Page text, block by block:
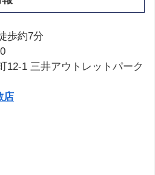
歩約7分
12-1 三井アウトレットパーク
店